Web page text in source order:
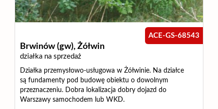
Zamienię
Brwinów (gw), Żółwin
działka na sprzedaż
ACE-GS-68543
Działka przemysłowo-usługowa w Żółwinie. Na działce
są fundamenty pod budowę obiektu o dowolnym
przeznaczeniu. Dobra lokalizacja dobry dojazd do
Warszawy samochodem lub WKD.